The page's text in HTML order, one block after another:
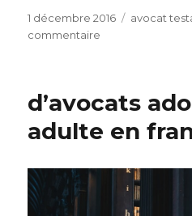
Publié
le
1 décembre 2016 Catégories
avocat
commentaire
d’avocats
adulte en